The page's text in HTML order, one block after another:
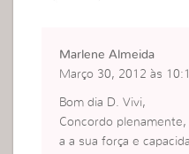
Marlene Almeida
Março 30, 2012 às
Bom dia D. Vivi,
Concordo
a a sua força e